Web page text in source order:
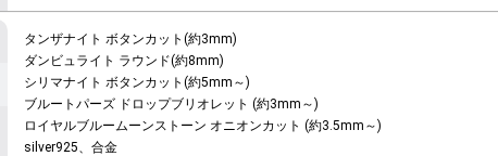
タンザナイト ボタンカット(約3mm)
ダンビュライト ラウンド(約8mm)
シリマナイト ボタンカット(約5mm～)
ブルートパーズ ドロップブリオレット (約3mm～)
ロイヤルブルームーンストーン オニオンカット (約3.5mm～)
silver925、合金